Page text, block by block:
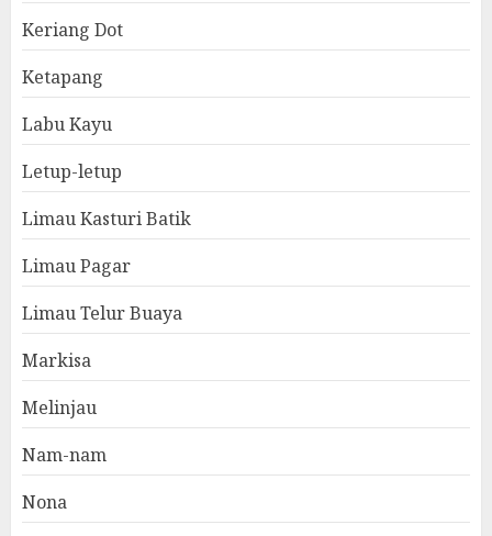
Keriang Dot
Ketapang
Labu Kayu
Letup-letup
Limau Kasturi Batik
Limau Pagar
Limau Telur Buaya
Markisa
Melinjau
Nam-nam
Nona